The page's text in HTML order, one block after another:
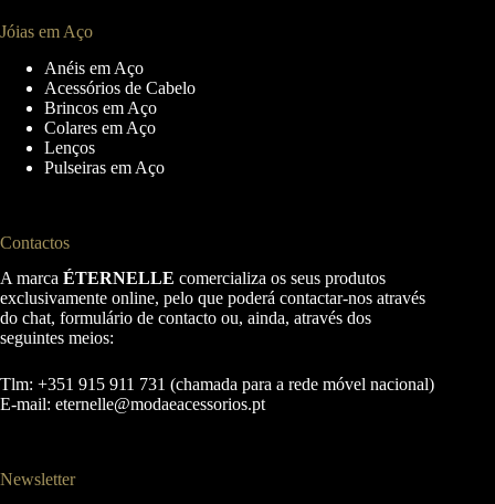
Jóias em Aço
Anéis em Aço
Acessórios de Cabelo
Brincos em Aço
Colares em Aço
Lenços
Pulseiras em Aço
Contactos
A marca ÉTERNELLE comercializa os seus produtos
exclusivamente online, pelo que poderá contactar-nos através
do chat, formulário de contacto ou, ainda, através dos
seguintes meios:
Tlm: +351 915 911 731 (chamada para a rede móvel nacional)
E-mail: eternelle@modaeacessorios.pt
Newsletter